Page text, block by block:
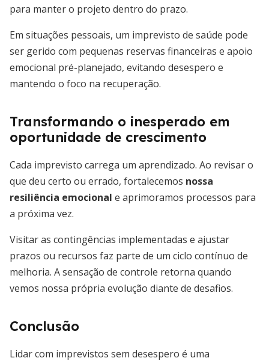
para manter o projeto dentro do prazo.
Em situações pessoais, um imprevisto de saúde pode
ser gerido com pequenas reservas financeiras e apoio
emocional pré-planejado, evitando desespero e
mantendo o foco na recuperação.
Transformando o inesperado em
oportunidade de crescimento
Cada imprevisto carrega um aprendizado. Ao revisar o
que deu certo ou errado, fortalecemos nossa
resiliência emocional e aprimoramos processos para
a próxima vez.
Visitar as contingências implementadas e ajustar
prazos ou recursos faz parte de um ciclo contínuo de
melhoria. A sensação de controle retorna quando
vemos nossa própria evolução diante de desafios.
Conclusão
Lidar com imprevistos sem desespero é uma